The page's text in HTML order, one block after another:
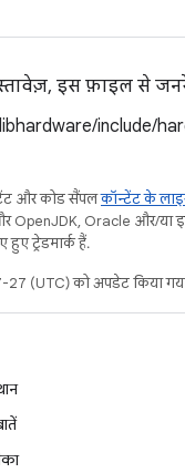
इस फ़ाइल से
include/
और कोड सैंपलकॉन्टेंट के
OpenJDK, Oracle और/या
हुए ट्रेडमार्क हैं.
(UTC) को अपडेट किया